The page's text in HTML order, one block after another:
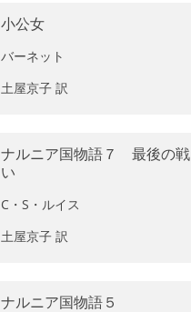
小公女
バーネット
土屋京子 訳
ナルニア国物語７ 最後の戦
い
C・S・ルイス
土屋京子 訳
ナルニア国物語５